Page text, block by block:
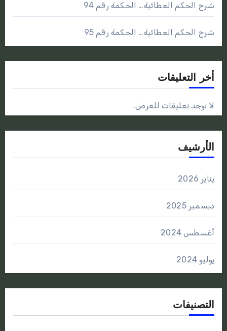
شرح الحكم العطائية… الحكمة رقم 94
شرح الحكم العطائية… الحكمة رقم 95
أخر التعليقات
لا توجد تعليقات للعرض.
الأرشيف
يناير 2026
ديسمبر 2025
أغسطس 2024
يوليو 2024
التصنيفات